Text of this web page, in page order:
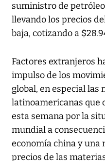
suministro de
llevando los precios
baja, cotizando a
Factores extranjeros
impulso de los
global, en especial las
latinoamericanas que
esta semana por la
mundial a
economía china y una
precios de las